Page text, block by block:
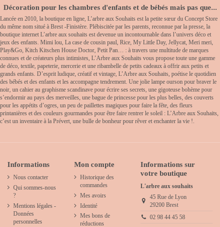
Décoration pour les chambres d'enfants et de bébés mais pas que...
Lancée en 2010, la boutique en ligne, L’arbre aux Souhaits est la petite sœur du Concept Store
du même nom situé à Brest -Finistère. Plébiscitée par les parents, reconnue par la presse, la
boutique internet L’arbre aux souhaits est devenue un incontournable dans l’univers déco et
jeux des enfants. Mimi lou, La case de cousin paul, Rice, My Little Day, Jellycat, Meri meri,
Play&Go, Kitch Kitschen House Doctor, Petit Pan… : à travers une multitude de marques
connues et de créateurs plus intimistes, L’Arbre aux Souhaits vous propose toute une gamme
de déco, textile, papeterie, mercerie et une ribambelle de petits cadeaux à offrir aux petits et
grands enfants. D’esprit ludique, créatif et vintage, L’Arbre aux Souhaits, poétise le quotidien
des bébés et des enfants et les accompagne tendrement. Une jolie lampe ourson pour braver le
noir, un cahier au graphisme scandinave pour écrire ses secrets, une gigoteuse bohème pour
s’endormir au pays des merveilles, une bague de princesse pour les plus belles, des couverts
pour les appétits d’ogres, un peu de paillettes magiques pour faire la fête, des fleurs
printanières et des couleurs gourmandes pour être faire rentrer le soleil : L’Arbre aux Souhaits,
c’est un inventaire à la Prévert, une bulle de bonheur pour rêver et enchanter la vie !.
Informations
Nous contacter
Qui sommes-nous
?
Mentions légales -
Données
personnelles
Mon compte
Historique des
commandes
Mes avoirs
Identité
Mes bons de
réductions
Informations sur
votre boutique
L'arbre aux souhaits
45 Rue de Lyon
29200 Brest
02 98 44 45 58